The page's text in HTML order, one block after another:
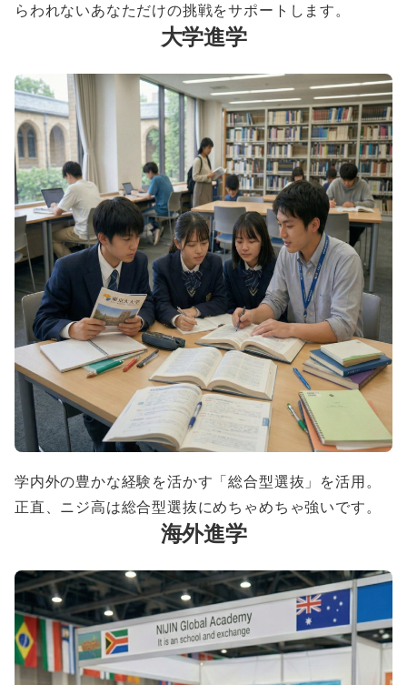
らわれないあなただけの挑戦をサポートします。
大学進学
学内外の豊かな経験を活かす「総合型選抜」を活用。
正直、ニジ高は総合型選抜にめちゃめちゃ強いです。
海外進学